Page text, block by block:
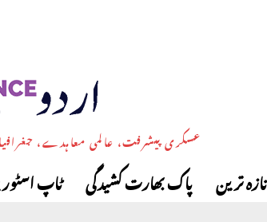
عسکری پیشرفت، عالمی معاہدے،
تازہ ترین پاک بھارت کشیدگی ٹاپ